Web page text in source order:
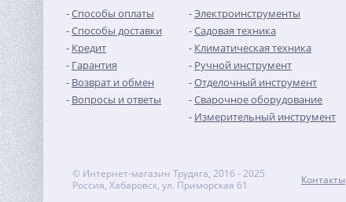
Способы оплаты
Способы доставки
Кредит
Гарантия
Возврат и обмен
Вопросы и ответы
Электроинструменты
Садовая техника
Климатическая техника
Ручной инструмент
Отделочный инструмент
Сварочное оборудование
Измерительный инструмент
© Интернет-магазин Трудяга, 2016 - 2025
Россия, Хабаровск, ул. Приморская 61
Контакты